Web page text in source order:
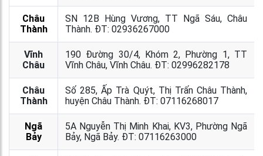
Châu
Thành
SN 12B Hùng Vương, TT Ngã Sáu, Châu
Thành. ĐT: 02936267000
Vĩnh
Châu
190 Đường 30/4, Khóm 2, Phường 1, TT
Vĩnh Châu, Vĩnh Châu. ĐT: 02996282178
Châu
Thành
Số 285, Ấp Trà Quýt, Thị Trấn Châu Thành,
huyện Châu Thành. ĐT: 07116268017
Ngã
Bảy
5A Nguyễn Thị Minh Khai, KV3, Phường Ngã
Bảy, Ngã Bảy. ĐT: 07116263000